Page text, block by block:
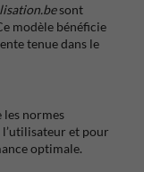
sont
modèle bénéficie
tenue dans le
les normes
et pour
optimale.